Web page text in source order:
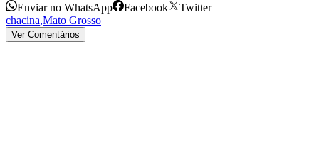
Enviar no WhatsApp Facebook
Twitter
chacina,Mato Grosso
Ver Comentários